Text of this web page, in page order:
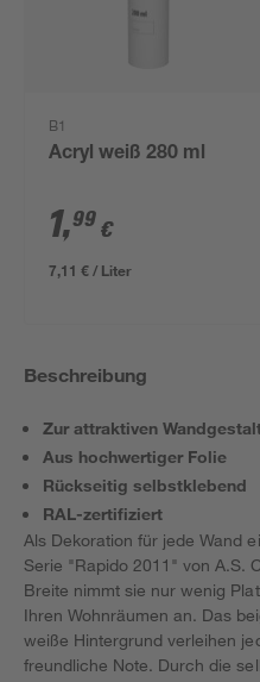
B1
Acryl weiß 280 ml
1,99 €
7,11 € / Liter
Beschreibung
Zur attraktiven
Aus hochwertiger Folie
Rückseitig selbstklebend
RAL-zertifiziert
Als Dekoration für jede Wand
Serie "Rapido 2011" von A.S.
Breite nimmt sie nur wenig
Ihren Wohnräumen an. Das
weiße Hintergrund verleihen
freundliche Note. Durch die